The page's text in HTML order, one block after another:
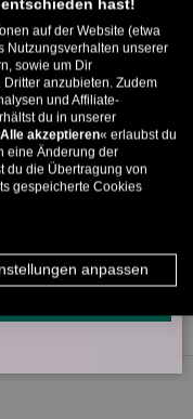
Aufgepasst: Du
🤫
11% ab €150 🔥
PROBLEM!
NACHRICHT,
hast!
auf der Website (etwa
Nutzungsverhalten unserer
sowie um Dir
anzubieten. Zudem
und Affiliate-
du in unserer
Alle akzeptieren« erlaubst du
eine Änderung der
du die Übertragung von
gespeicherte Cookies
anpassen